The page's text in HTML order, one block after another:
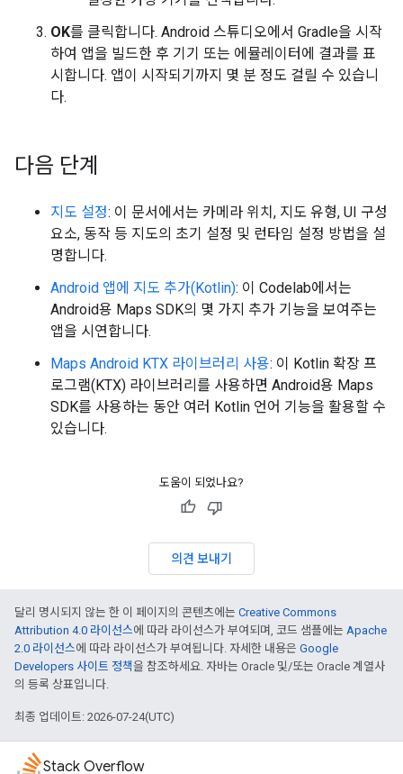
OK를 클릭합니다. Android 스튜디오에서 Gradle을 시작
하여 앱을 빌드한 후 기기 또는 에뮬레이터에 결과를 표
시합니다. 앱이 시작되기까지 몇 분 정도 걸릴 수 있습니
다.
다음 단계
지도 설정: 이 문서에서는 카메라 위치, 지도 유형, UI 구성
요소, 동작 등 지도의 초기 설정 및 런타임 설정 방법을 설
명합니다.
Android 앱에 지도 추가(Kotlin): 이 Codelab에서는
Android용 Maps SDK의 몇 가지 추가 기능을 보여주는
앱을 시연합니다.
Maps Android KTX 라이브러리 사용: 이 Kotlin 확장 프
로그램(KTX) 라이브러리를 사용하면 Android용 Maps
SDK를 사용하는 동안 여러 Kotlin 언어 기능을 활용할 수
있습니다.
도움이 되었나요?
의견 보내기
달리 명시되지 않는 한 이 페이지의 콘텐츠에는 Creative Commons
Attribution 4.0 라이선스에 따라 라이선스가 부여되며, 코드 샘플에는 Apache
2.0 라이선스에 따라 라이선스가 부여됩니다. 자세한 내용은 Google
Developers 사이트 정책을 참조하세요. 자바는 Oracle 및/또는 Oracle 계열사
의 등록 상표입니다.
최종 업데이트: 2026-07-24(UTC)
Stack Overflow